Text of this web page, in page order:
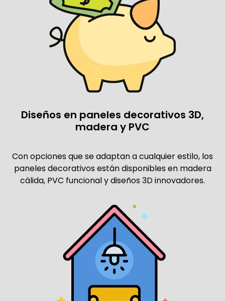
Diseños en paneles decorativos 3D,
madera y PVC
Con opciones que se adaptan a cualquier estilo, los
paneles decorativos están disponibles en madera
cálida, PVC funcional y diseños 3D innovadores.